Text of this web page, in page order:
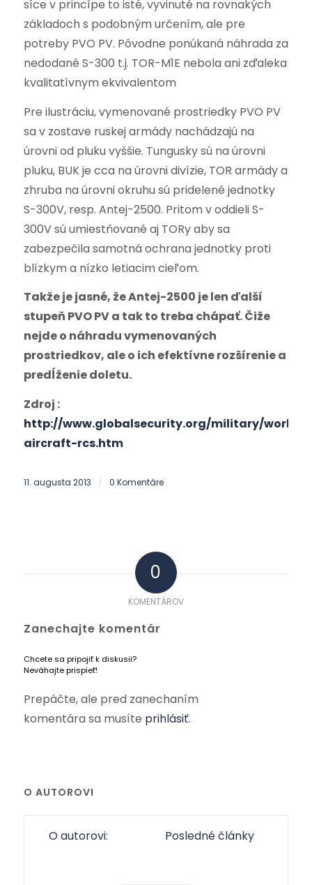
síce v princípe to isté, vyvinuté na rovnakých
základoch s podobným určením, ale pre
potreby PVO PV. Pôvodne ponúkaná náhrada za
nedodané S-300 t.j. TOR-M1E nebola ani zďaleka
kvalitatívnym ekvivalentom
Pre ilustráciu, vymenované prostriedky PVO PV
sa v zostave ruskej armády nachádzajú na
úrovni od pluku vyššie. Tungusky sú na úrovni
pluku, BUK je cca na úrovni divízie, TOR armády a
zhruba na úrovni okruhu sú pridelené jednotky
S-300V, resp. Antej-2500. Pritom v oddieli S-
300V sú umiestňované aj TORy aby sa
zabezpečila samotná ochrana jednotky proti
blízkym a nízko letiacim cieľom.
Takže je jasné, že Antej-2500 je len ďalší
stupeň PVO PV a tak to treba chápať. Čiže
nejde o náhradu vymenovaných
prostriedkov, ale o ich efektívne rozšírenie a
predĺženie doletu.
Zdroj :
http://www.globalsecurity.org/military/world/
aircraft-rcs.htm
11. augusta 2013 / 0 Komentáre
0
KOMENTÁROV
Zanechajte komentár
Chcete sa pripojiť k diskusii?
Neváhajte prispieť!
Prepáčte, ale pred zanechaním
komentára sa musíte prihlásiť.
O AUTOROVI
O autorovi: Posledné články